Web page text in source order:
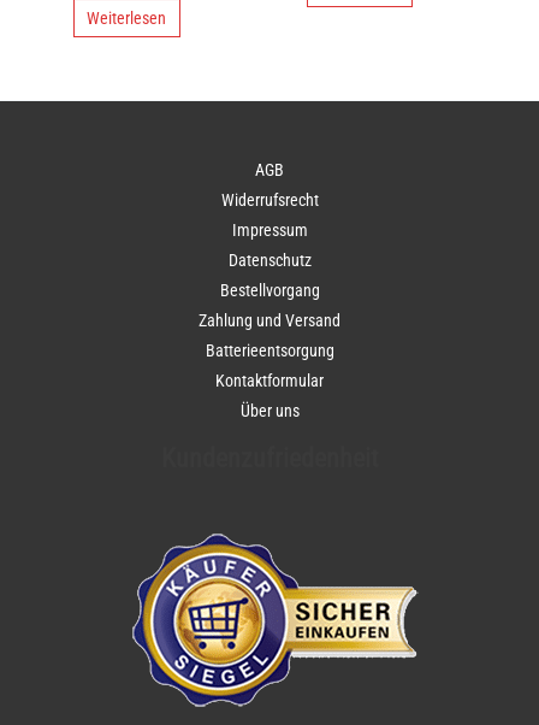
Weiterlesen
AGB
Widerrufsrecht
Impressum
Datenschutz
Bestellvorgang
Zahlung und Versand
Batterieentsorgung
Kontaktformular
Über uns